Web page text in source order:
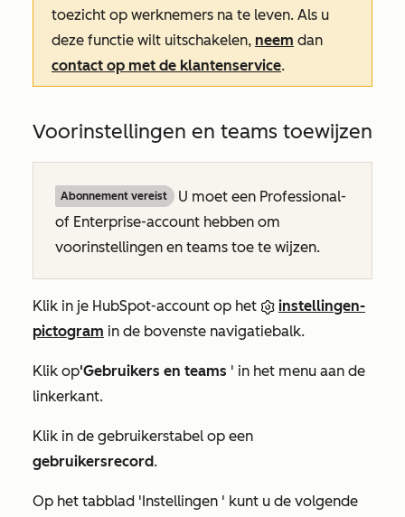
toezicht op werknemers na te leven. Als u
deze functie wilt uitschakelen, neem dan
contact op met de klantenservice.
Voorinstellingen en teams toewijzen
Abonnement vereist U moet een Professional-
of Enterprise-account hebben om
voorinstellingen en teams toe te wijzen.
Klik in je HubSpot-account op het
instellingen-
pictogram in de bovenste navigatiebalk.
Klik op'Gebruikers en teams ' in het menu aan de
linkerkant.
Klik in de gebruikerstabel op een
gebruikersrecord.
Op het tabblad 'Instellingen ' kunt u de volgende